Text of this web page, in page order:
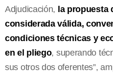
Adjudicación, la propuesta
considerada válida,
condiciones técnicas y
en el pliego, superando
sus otros dos oferentes”,